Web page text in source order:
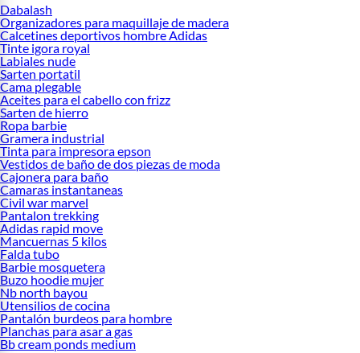
Dabalash
Organizadores para maquillaje de madera
Calcetines deportivos hombre Adidas
Tinte igora royal
Labiales nude
Sarten portatil
Cama plegable
Aceites para el cabello con frizz
Sarten de hierro
Ropa barbie
Gramera industrial
Tinta para impresora epson
Vestidos de baño de dos piezas de moda
Cajonera para baño
Camaras instantaneas
Civil war marvel
Pantalon trekking
Adidas rapid move
Mancuernas 5 kilos
Falda tubo
Barbie mosquetera
Buzo hoodie mujer
Nb north bayou
Utensilios de cocina
Pantalón burdeos para hombre
Planchas para asar a gas
Bb cream ponds medium